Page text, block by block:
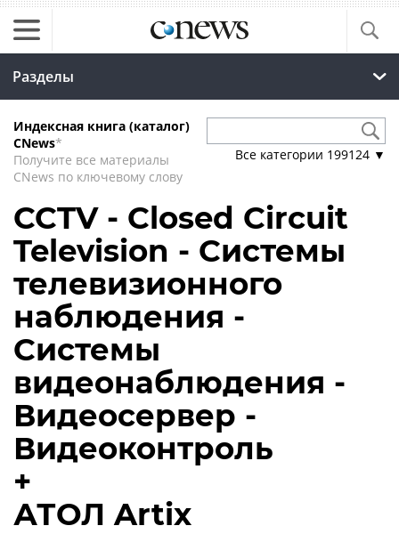
Разделы
Индексная книга (каталог)
CNews*
Получите все материалы
CNews по ключевому слову
Все категории 199124 ▼
CCTV - Closed Circuit
Television - Системы
телевизионного
наблюдения -
Системы
видеонаблюдения -
Видеосервер -
Видеоконтроль
+
АТОЛ Artix